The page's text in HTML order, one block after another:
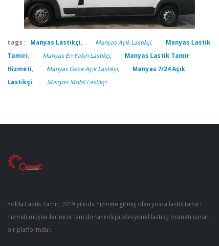
tags : Manyas Lastikçi, Manyas Açık Lastikçi, Manyas Lastik
Tamiri, Manyas En Yakın Lastikçi, Manyas Lastik Tamir
Hizmeti, Manyas Gece Açık Lastikçi, Manyas 7/24 Açık
Lastikçi, Manyas Mobil Lastikçi
Yolda Lastik Tamir; 2019 yılında hizmete girmiş olan yolda lastik tamiri
hizmeti müşterilerimize tam donanımlı profesyonel lastikçi hizmeti sunan
bir platformdur.